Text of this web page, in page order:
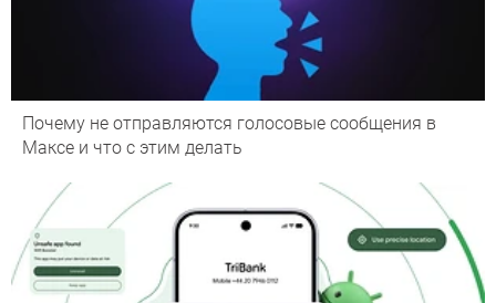
Почему не отправляются голосовые сообщения в
Максе и что с этим делать